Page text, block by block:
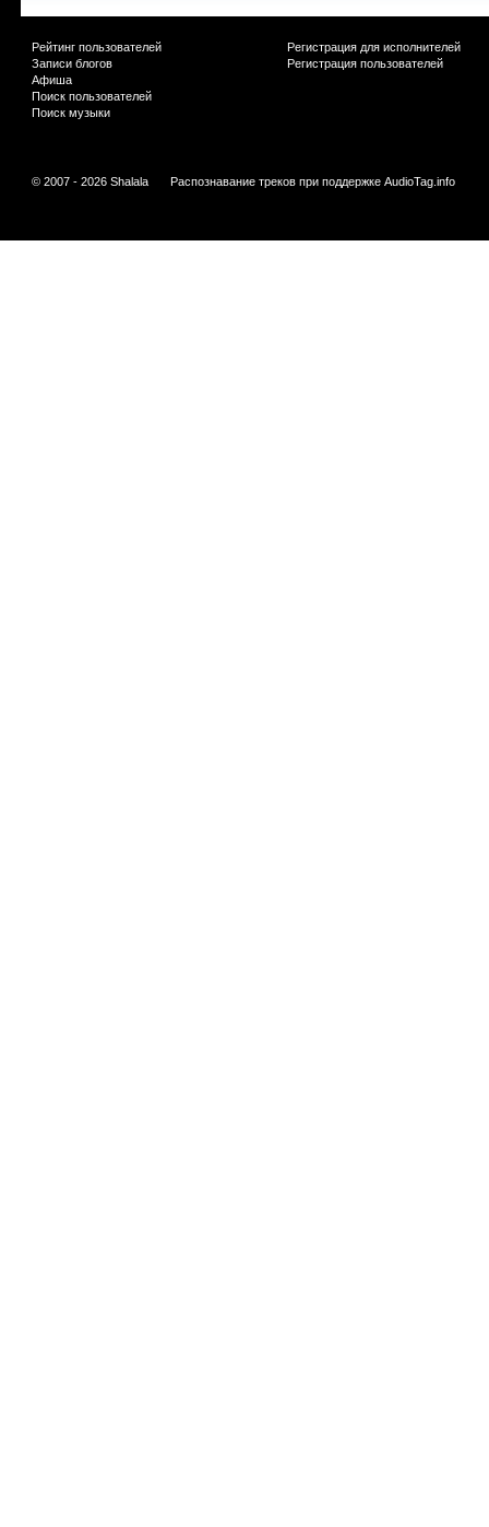
Рейтинг пользователей
Записи блогов
Афиша
Поиск пользователей
Поиск музыки
Регистрация для исполнителей
Регистрация пользователей
© 2007 - 2026 Shalala Распознавание треков при поддержке AudioTag.info